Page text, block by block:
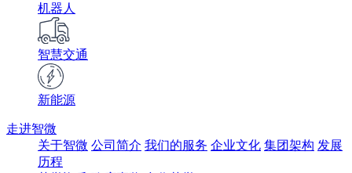
机器人
智慧交通
新能源
走进智微
关于智微 公司简介 我们的服务 企业文化 集团架构 发展
历程